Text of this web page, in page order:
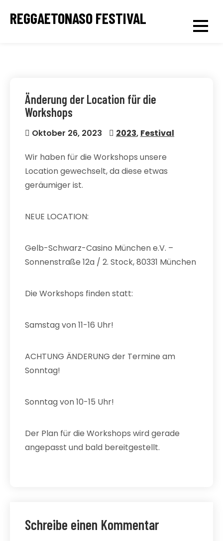
REGGAETONASO FESTIVAL
Änderung der Location für die
Workshops
Oktober 26, 2023 2023, Festival
Wir haben für die Workshops unsere
Location gewechselt, da diese etwas
geräumiger ist.
NEUE LOCATION:
Gelb-Schwarz-Casino München e.V. –
Sonnenstraße 12a / 2. Stock, 80331 München
Die Workshops finden statt:
Samstag von 11-16 Uhr!
ACHTUNG ÄNDERUNG der Termine am
Sonntag!
Sonntag von 10-15 Uhr!
Der Plan für die Workshops wird gerade
angepasst und bald bereitgestellt.
Schreibe einen Kommentar